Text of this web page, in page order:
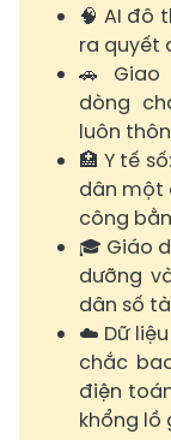
🧠 AI đô
ra quyết
🚗 Giao
dòng
luôn
🏥 Y tế
dân một
công
🎓 Giáo
dưỡng
dân số
☁️ Dữ
chắc
điện
khổng lồ